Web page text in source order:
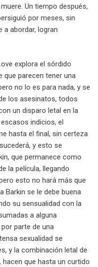
Un tiempo después,
por meses, sin
a abordar, logran
explora el sórdido
que parecen tener una
no lo es para nada, y se
los asesinatos, todos
un disparo letal en la
indicios, el
hasta el final, sin certeza
y esto se
que permanece como
la película, llegando
esto no hará más que
Barkin se le debe buena
su sensualidad con la
a alguna
parte de una
sexualidad se
y la combinación letal de
que hasta un curtido